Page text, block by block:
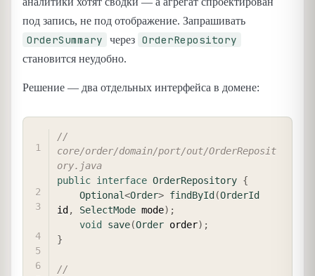
под запись, не под отображение. Запрашивать
OrderSummary через OrderRepository
становится неудобно.
Решение — два отдельных интерфейса в домене:
//
core/order/domain/port/out/OrderReposit
ory.java
public interface OrderRepository {
Optional<Order> findById (OrderId
id , SelectMode mode) ;
void
save(Order order) ;
}
//